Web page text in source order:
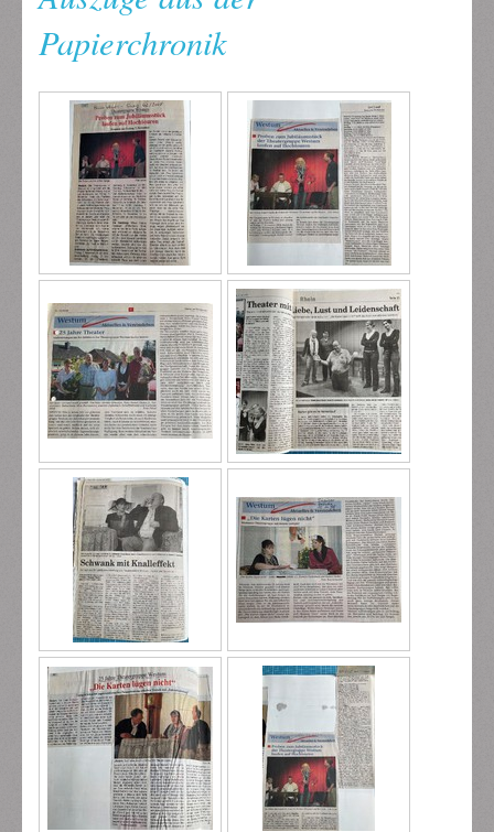
Papierchronik